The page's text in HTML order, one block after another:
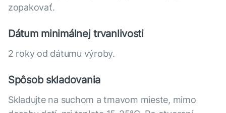
zopakovať.
Dátum minimálnej trvanlivosti
2 roky od dátumu výroby.
Spôsob skladovania
Skladujte na suchom a tmavom mieste, mimo